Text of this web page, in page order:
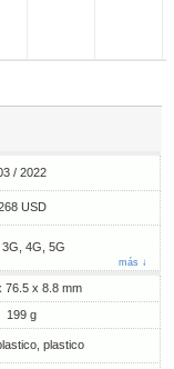
/ 2022
USD
4G, 5G
más ↓
76.5 x 8.8 mm
199 g
plastico